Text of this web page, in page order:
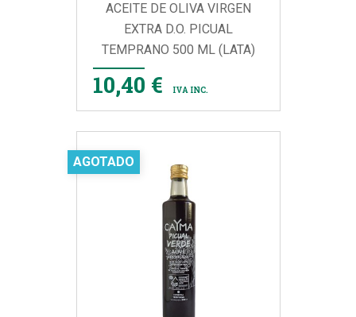
ACEITE DE OLIVA VIRGEN
EXTRA D.O. PICUAL
TEMPRANO 500 ML (LATA)
10,40 € IVA INC.
AGOTADO